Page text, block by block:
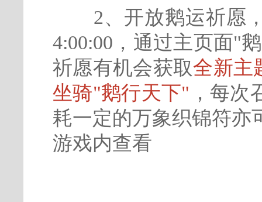
2、开放鹅运祈愿
4:00:00，通过主页面"
祈愿有机会获取全新主
坐骑"鹅行天下" ，每
耗一定的万象织锦符亦
游戏内查看